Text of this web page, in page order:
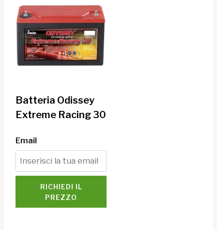
Batteria Odissey
Extreme Racing 30
Email
RICHIEDI IL
PREZZO